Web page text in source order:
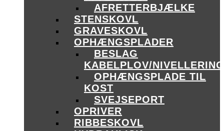
AFRETTERBJÆLKE
STENSKOVL
GRAVESKOVL
OPHÆNGSPLADER
BESLAG
KABELPLOV/
OPHÆNGSPLADE TIL
KOST
SVEJSEPORT
OPRIVER
RIBBESKOVL